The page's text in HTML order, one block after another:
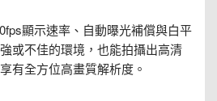
顯示速率、自動曝光補償與白平
或不佳的環境，也能拍攝出高清
有全方位高畫質解析度。